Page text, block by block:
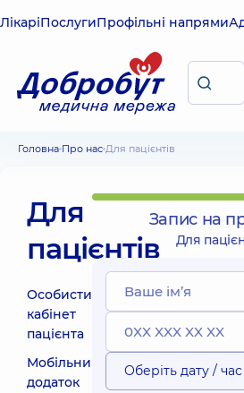
ЛікаріПослугиПрофільні напрями
Головна Про нас Для пацієнтів
Для
пацієнтів
Особистий
кабінет
пацієнта
Мобільний
додаток
Запис на
Для
Оберіть дату / час